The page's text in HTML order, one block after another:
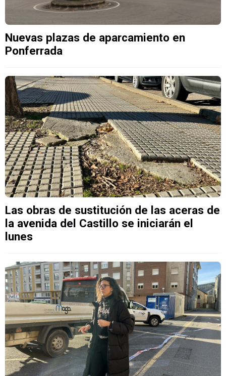
Nuevas plazas de aparcamiento en
Ponferrada
Las obras de sustitución de las aceras de
la avenida del Castillo se iniciarán el
lunes